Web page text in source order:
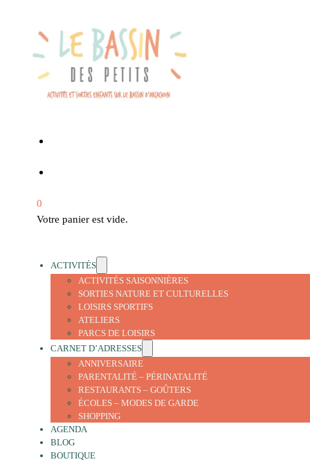
0
Votre panier est vide.
ACTIVITÉS
ACTIVITÉS SAISONNIÈRES
SORTIES NATURE ET CULTURELLES
LOISIRS SPORTIFS
ATELIERS
PARCS DE LOISIRS
CARNET D’ADRESSES
ANNIVERSAIRE
PARENTALITÉ – PÉRINATALITÉ
RESTAURANTS – GOÛTERS
ÉCOLES – MODES DE GARDE
SHOPPING
AGENDA
BLOG
BOUTIQUE